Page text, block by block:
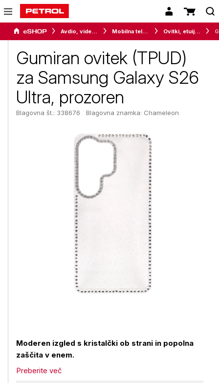
Avdio, video in telefonija Mobilna telefonija Ovitki, etuiji, torbice in držala
Gumiran ovitek (TPUD)
za Samsung Galaxy S26
Ultra, prozoren
Blagovna št.: 338676 Blagovna znamka: Chameleon
Moderen izgled s kristalčki ob strani in popolna
zaščita v enem.
Preberite več